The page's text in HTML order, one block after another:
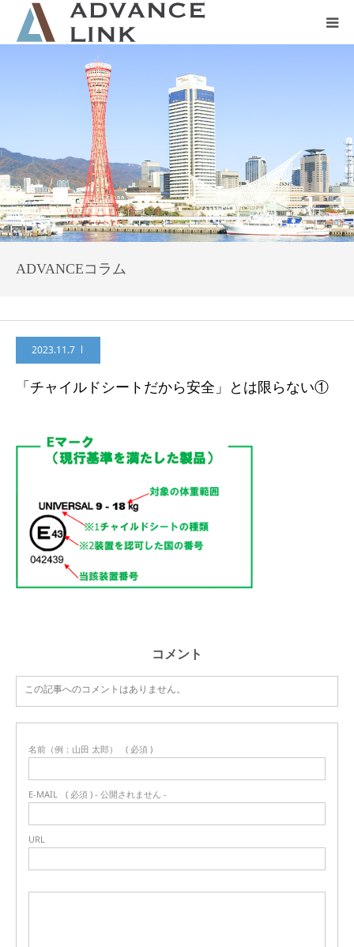
ADVANCEコラム
2023.11.7
「チャイルドシートだから安全」とは限らない①
コメント
この記事へのコメントはありません。
名前（例：山田 太郎） ( 必須 )
E-MAIL ( 必須 ) - 公開されません -
URL
会社概要
ネット保険
事業保険